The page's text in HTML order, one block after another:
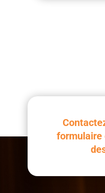
formulaire